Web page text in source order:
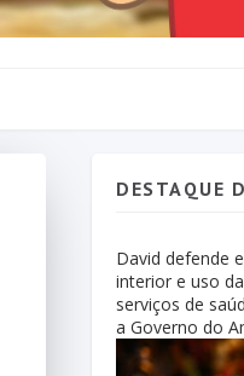
DESTAQUE
David defende
interior e uso
serviços de
a Governo do